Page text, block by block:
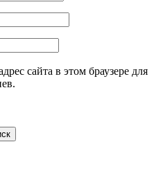
сайта в этом браузере для